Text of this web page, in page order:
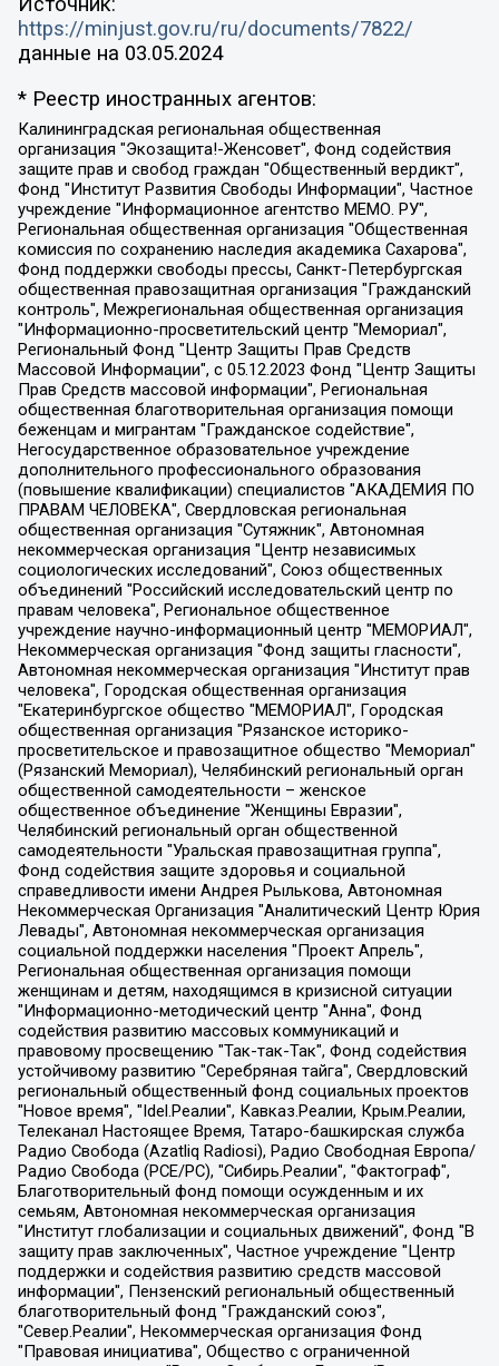
https://minjust.gov.ru/ru/documents/7822/
данные на 03.05.2024
* Реестр иностранных агентов:
Калининградская региональная общественная организация "Экозащита!-Женсовет", Фонд содействия защите прав и свобод граждан "Общественный вердикт", Фонд "Институт Развития Свободы Информации", Частное учреждение "Информационное агентство МЕМО. РУ", Региональная общественная организация "Общественная комиссия по сохранению наследия академика Сахарова", Фонд поддержки свободы прессы, Санкт-Петербургская общественная правозащитная организация "Гражданский контроль", Межрегиональная общественная организация "Информационно-просветительский центр "Мемориал", Региональный Фонд "Центр Защиты Прав Средств Массовой Информации", с 05.12.2023 Фонд "Центр Защиты Прав Средств массовой информации", Региональная общественная благотворительная организация помощи беженцам и мигрантам "Гражданское содействие", Негосударственное образовательное учреждение дополнительного профессионального образования (повышение квалификации) специалистов "АКАДЕМИЯ ПО ПРАВАМ ЧЕЛОВЕКА", Свердловская региональная общественная организация "Сутяжник", Автономная некоммерческая организация "Центр независимых социологических исследований", Союз общественных объединений "Российский исследовательский центр по правам человека", Региональное общественное учреждение научно-информационный центр "МЕМОРИАЛ", Некоммерческая организация "Фонд защиты гласности", Автономная некоммерческая организация "Институт прав человека", Городская общественная организация "Екатеринбургское общество "МЕМОРИАЛ", Городская общественная организация "Рязанское историко-просветительское и правозащитное общество "Мемориал" (Рязанский Мемориал), Челябинский региональный орган общественной самодеятельности – женское общественное объединение "Женщины Евразии", Челябинский региональный орган общественной самодеятельности "Уральская правозащитная группа", Фонд содействия защите здоровья и социальной справедливости имени Андрея Рылькова, Автономная Некоммерческая Организация "Аналитический Центр Юрия Левады", Автономная некоммерческая организация социальной поддержки населения "Проект Апрель", Региональная общественная организация помощи женщинам и детям, находящимся в кризисной ситуации "Информационно-методический центр "Анна", Фонд содействия развитию массовых коммуникаций и правовому просвещению "Так-так-Так", Фонд содействия устойчивому развитию "Серебряная тайга", Свердловский региональный общественный фонд социальных проектов "Новое время", "Idel.Реалии", Кавказ.Реалии, Крым.Реалии, Телеканал Настоящее Время, Татаро-башкирская служба Радио Свобода (Azatliq Radiosi), Радио Свободная Европа/Радио Свобода (PCE/PC), "Сибирь.Реалии", "Фактограф", Благотворительный фонд помощи осужденным и их семьям, Автономная некоммерческая организация "Институт глобализации и социальных движений", Фонд "В защиту прав заключенных", Частное учреждение "Центр поддержки и содействия развитию средств массовой информации", Пензенский региональный общественный благотворительный фонд "Гражданский союз", "Север.Реалии", Некоммерческая организация Фонд "Правовая инициатива", Общество с ограниченной ответственностью "Радио Свободная Европа/Радио Свобода", Чешское информационное агентство "MEDIUM-ORIENT", Красноярская региональная общественная организация "Мы против СПИДа", Камалягин Денис Николаевич, Маркелов Сергей Евгеньевич, Пономарев Лев Александрович, Савицкая Людмила Алексеевна, Автономная некоммерческая организация "Центр по работе с проблемой насилия "НАСИЛИЮ.НЕТ", Межрегиональный профессиональный союз работников здравоохранения "Альянс врачей", Юридическое лицо, зарегистрированное в Латвийской Республике, SIA "Medusa Project" (регистрационный номер 40103797863, дата регистрации 10.06.2014), Некоммерческая организация "Фонд по борьбе с коррупцией", Автономная некоммерческая организация "Институт права и публичной политики", Баданин Роман Сергеевич, Гликин Максим Александрович, Железнова Мария Михайловна, Лукьянова Юлия Сергеевна, Маетная Елизавета Витальевна, Маняхин Петр Борисович, Чуракова Ольга Владимировна, Ярош Юлия Петровна, Юридическое лицо "The Insider SIA", зарегистрированное в Риге, Латвийская Республика (дата регистрации 26.06.2015), являющееся администратором доменного имени интернет-издания "The Insider SIA", https://theins.ru, Постернак Алексей Евгеньевич, Рубин Михаил Аркадьевич, Анин Роман Александрович, Юридическое лицо Istories fonds, зарегистрированное в Латвийской Республике (регистрационный номер 50008295751, дата регистрации 24.02.2020), Великовский Дмитрий Александрович, Долинина Ирина Николаевна, Мароховская Алеся Алексеевна, Шлейнов Роман Юрьевич, Шмагун Олеся Валентиновна, Общество с ограниченной ответственностью "Альтаир 2021", Общество с ограниченной ответственностью "Вега 2021", Общество с ограниченной ответственностью "Главный редактор 2021", Общество с ограниченной ответственностью "Ромашки монолит", Важенков Артем Валерьевич, Ивановская областная общественная организация "Центр гендерных исследований", Гурман Юрий Альбертович, Медиапроект "ОВД-Инфо", Егоров Владимир Владимирович, Жилинский Владимир Александрович, Общество с ограниченной ответственностью "ЗП", Иванова София Юрьевна, Карезина Инна Павловна, Кильтау Екатерина Викторовна, Петров Алексей Викторович, Пискунов Сергей Евгеньевич, Смирнов Сергей Сергеевич, Тихонов Михаил Сергеевич, Общество с ограниченной ответственностью "ЖУРНАЛИСТ-ИНОСТРАННЫЙ АГЕНТ", Арапова Галина Юрьевна, Вольтская Татьяна Анатольевна, Американская компания "Mason G.E.S. Anonymous Foundation" (США), являющаяся владельцем интернет-издания https://mnews.world/, Компания "Stichting Bellingcat", зарегистрированная в Нидерландах (дата регистрации 11.07.2018), Захаров Андрей Вячеславович, Клепиковская Екатерина Дмитриевна, Общество с ограниченной ответственностью "МЕМО", Перл Роман Александрович, Симонов Евгений Алексеевич, Соловьева Елена Анатольевна, Сотников Даниил Владимирович, Сурначева Елизавета Дмитриевна, Автономная некоммерческая организация по защите прав человека и информированию населения "Якутия – Наше Мнение", Общество с ограниченной ответственностью "Москоу диджитал медиа", с 26.01.2023 Общество с ограниченной ответственностью "Чайка Белые сады", Ветошкина Валерия Валерьевна, Заговора Максим Александрович, Межрегиональное общественное движение "Российская ЛГБТ - сеть", Оленичев Максим Владимирович, Павлов Иван Юрьевич, Скворцова Елена Сергеевна, Общество с ограниченной ответственностью "Как бы инагент", Кочетков Игорь Викторович, Общество с ограниченной ответственностью "Честные выборы", Еланчик Олег Александрович, Общество с ограниченной ответственностью "Нобелевский призыв", Гималова Регина Эмилевна, Григорьев Андрей Валерьевич, Григорьева Алина Александровна, Ассоциация по содействию защите прав призывников, альтернативнослужащих и военнослужащих "Правозащитная группа "Гражданин.Армия.Право", Хисамова Регина Фаритовна, Автономная некоммерческая организация по реализации социально-правовых программ "Лилит", Дальневосточное общественное движение "Маяк", Санкт-Петербургская ЛГБТ-инициативная группа "Выход", Инициативная группа ЛГБТ+ "Реверс", Алексеев Андрей Викторович, Бекбулатова Таисия Львовна, Беляев Иван Михайлович, Владыкина Елена Сергеевна, Гельман Марат Александрович, Никульшина Вероника Юрьевна, Толоконникова Надежда Андреевна, Шендерович Виктор Анатольевич, Общество с ограниченной ответственностью "Данное сообщение", Общество с ограниченной ответственностью Издательский дом "Новая глава", Айнбиндер Александра Александровна, Московский комьюнити-центр для ЛГБТ+инициатив, Благотворительный фонд развития филантропии, Deutsche Welle (Германия, Kurt-Schumacher-Strasse 3, 53113 Bonn), Борзунова Мария Михайловна, Воробьев Виктор Викторович, Голубева Анна Львовна, Константинова Алла Михайловна, Малкова Ирина Владимировна, Мурадов Мурад Абдулгалимович, Осетинская Елизавета Николаевна, Понасенков Евгений Николаевич, Ганапольский Матвей Юрьевич, Киселев Евгений Алексеевич, Борухович Ирина Григорьевна, Дремин Иван Тимофеевич, Дубровский Дмитрий Викторович, Красноярская региональная общественная организация поддержки и развития альтернативных образовательных технологий и межкультурных коммуникаций "ИНТЕРРА", Маяковская Екатерина Алексеевна, Фейгин Марк Захарович, Филимонов Андрей Викторович, Дзугкоева Регина Николаевна, Доброхотов Роман Александрович, Дудь Юрий Александрович, Елкин Сергей Владимирович, Кругликов Кирилл Игоревич, Сабунаева Мария Леонидовна, Семенов Алексей Владимирович, Шаинян Карен Багратович, Шульман Екатерина Михайловна, Асафьев Артур Валерьевич, Вахштайн Виктор Семенович, Венедиктов Алексей Алексеевич, Лушникова Екатерина Евгеньевна, Волков Леонид Михайлович, Невзоров Александр Глебович, Пархоменко Сергей Борисович, Сироткин Ярослав Николаевич, Кара-Мурза Владимир Владимирович, Баранова Наталья Владимировна, Гозман Леонид Яковлевич, Кагарлицкий Борис Юльевич, Климарев Михаил Валерьевич, Милов Владимир Станиславович, Автономная некоммерческая организация Краснодарский центр современного искусства "Типография", Моргенштерн Алишер Тагирович, Соболь Любовь Эдуардовна, Общество с ограниченной ответственностью "ЛИЗА НОРМ", Каспаров Гарри Кимович, Ходорковский Михаил Борисович, Общество с ограниченной ответственностью "Апрельские тезисы", Данилович Ирина Брониславовна, Кашин Олег Владимирович, Петров Николай Владимирович, Пивоваров Алексей Владимирович, Соколов Михаил Владимирович, Цветкова Юлия Владимировна, Чичваркин Евгений Александрович, Комитет против пыток/Команда против пыток, Общество с ограниченной ответственностью "Первый научный", Общество с ограниченной ответственностью "Вертолет и ко", Белоцерковская Вероника Борисовна, Кац Максим Евгеньевич, Лазарева Татьяна Юрьевна, Шаведдинов Руслан Табризович, Яшин Илья Валерьевич, Общество с ограниченной ответственностью "Иноагент ААВ", Алешковский Дмитрий Петрович, Альбац Евгения Марковна, Быков Дмитрий Львович, Галямина Юлия Евгеньевна, Лойко Сергей Леонидович, Мартынов Кирилл Константинович, Медведев Сергей Александрович, Крашенинников Федор Геннадиевич, Гордеева Катерина Вл